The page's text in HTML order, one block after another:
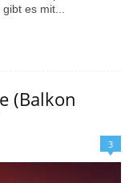
es mit...
(Balkon
3